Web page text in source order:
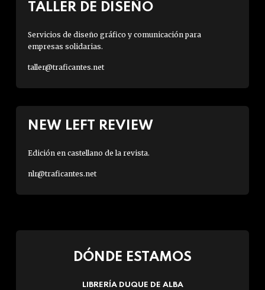
TALLER DE DISEÑO
Servicios de diseño gráfico y comunicación para
empresas solidarias.
taller@traficantes.net
NEW LEFT REVIEW
Edición en castellano de la revista.
nlr@traficantes.net
DÓNDE ESTAMOS
LIBRERÍA DUQUE DE ALBA